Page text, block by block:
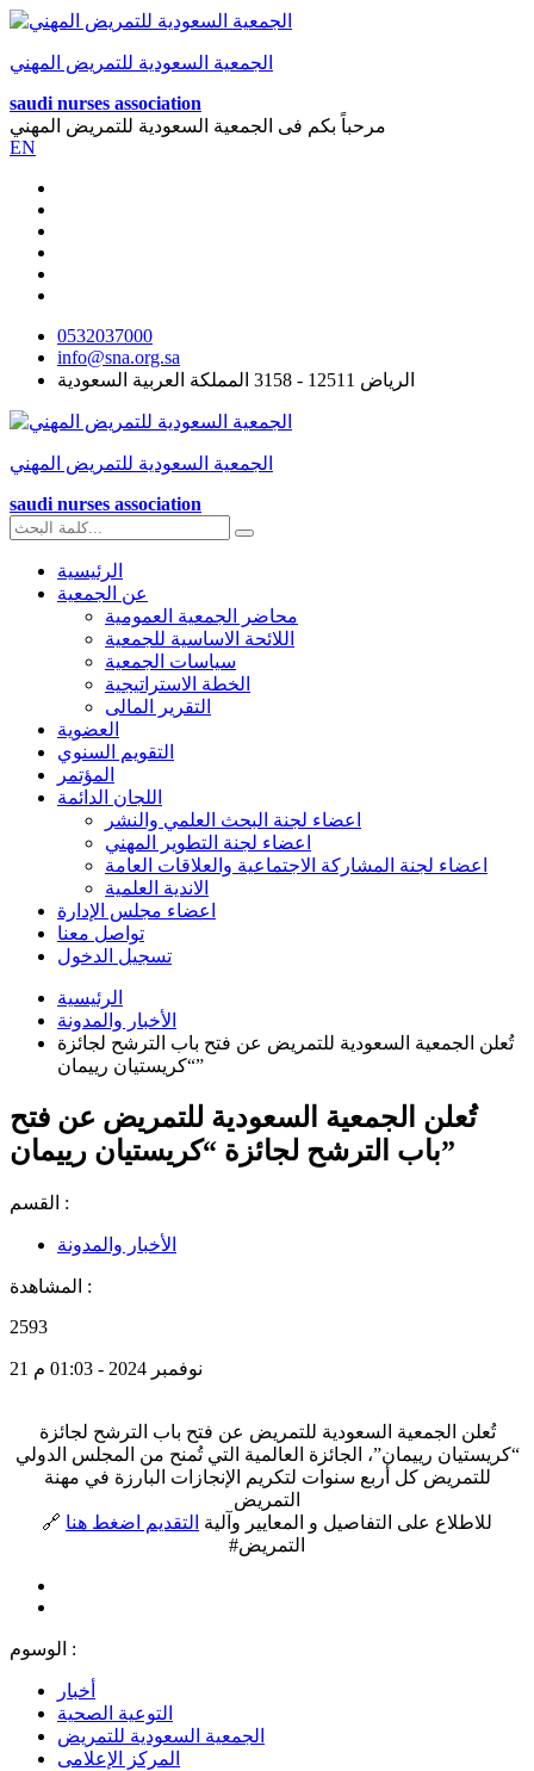
الجمعية السعودية للتمريض المهني
saudi nurses association
مرحباً بكم فى الجمعية السعودية للتمريض المهني
EN
0532037000
info@sna.org.sa
الرياض 12511 - 3158 المملكة العربية السعودية
الجمعية السعودية للتمريض المهني
saudi nurses association
الرئيسية
عن الجمعية
محاضر الجمعية العمومية
اللائحة الاساسية للجمعية
سياسات الجمعية
الخطة الاستراتيجية
التقرير المالى
العضوية
التقويم السنوي
المؤتمر
اللجان الدائمة
اعضاء لجنة البحث العلمي والنشر
اعضاء لجنة التطوير المهني
اعضاء لجنة المشاركة الاجتماعية والعلاقات العامة
الاندية العلمية
اعضاء مجلس الإدارة
تواصل معنا
تسجيل الدخول
الرئيسية
الأخبار والمدونة
تُعلن الجمعية السعودية للتمريض عن فتح باب الترشح لجائزة
“كريستيان رييمان”
تُعلن الجمعية السعودية للتمريض عن فتح
باب الترشح لجائزة “كريستيان رييمان”
القسم :
الأخبار والمدونة
المشاهدة :
2593
21 نوفمبر 2024 - 01:03 م
تُعلن الجمعية السعودية للتمريض عن فتح باب الترشح لجائزة
“كريستيان رييمان”، الجائزة العالمية التي تُمنح من المجلس الدولي
للتمريض كل أربع سنوات لتكريم الإنجازات البارزة في مهنة
التمريض
🔗 للاطلاع على التفاصيل و المعايير وآلية التقديم اضغط هنا
#التمريض
الوسوم :
أخبار
التوعية الصحية
الجمعية السعودية للتمريض
المركز الإعلامى